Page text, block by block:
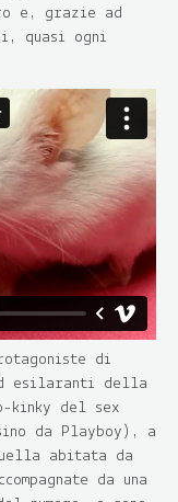
e, grazie ad
quasi ogni
di
esilaranti della
kinky del sex
da Playboy), a
abitata da
da una